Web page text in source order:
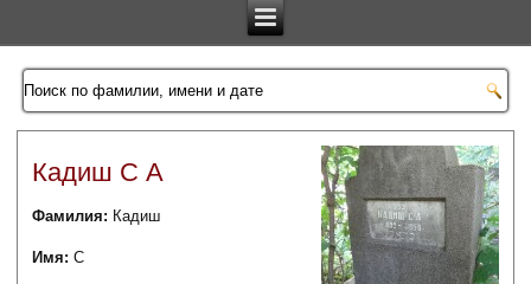
Кадиш С А
Фамилия: Кадиш
Имя:С